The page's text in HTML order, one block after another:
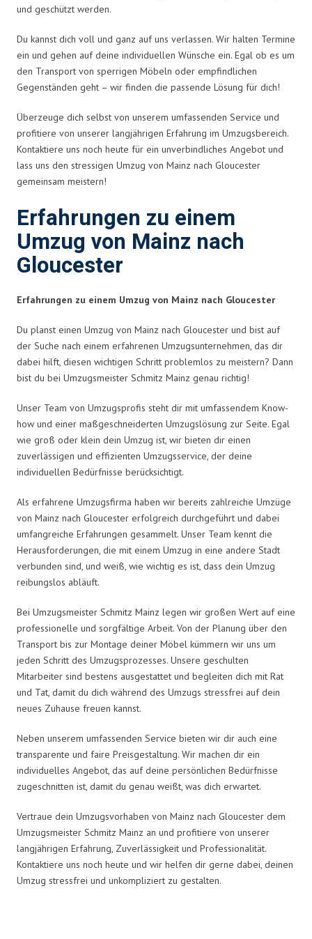
und geschützt werden.
Du kannst dich voll und ganz auf uns verlassen. Wir halten Termine
ein und gehen auf deine individuellen Wünsche ein. Egal ob es um
den Transport von sperrigen Möbeln oder empfindlichen
Gegenständen geht – wir finden die passende Lösung für dich!
Überzeuge dich selbst von unserem umfassenden Service und
profitiere von unserer langjährigen Erfahrung im Umzugsbereich.
Kontaktiere uns noch heute für ein unverbindliches Angebot und
lass uns den stressigen Umzug von Mainz nach Gloucester
gemeinsam meistern!
Erfahrungen zu einem
Umzug von Mainz nach
Gloucester
Erfahrungen zu einem Umzug von Mainz nach Gloucester
Du planst einen Umzug von Mainz nach Gloucester und bist auf
der Suche nach einem erfahrenen Umzugsunternehmen, das dir
dabei hilft, diesen wichtigen Schritt problemlos zu meistern? Dann
bist du bei Umzugsmeister Schmitz Mainz genau richtig!
Unser Team von Umzugsprofis steht dir mit umfassendem Know-
how und einer maßgeschneiderten Umzugslösung zur Seite. Egal
wie groß oder klein dein Umzug ist, wir bieten dir einen
zuverlässigen und effizienten Umzugsservice, der deine
individuellen Bedürfnisse berücksichtigt.
Als erfahrene Umzugsfirma haben wir bereits zahlreiche Umzüge
von Mainz nach Gloucester erfolgreich durchgeführt und dabei
umfangreiche Erfahrungen gesammelt. Unser Team kennt die
Herausforderungen, die mit einem Umzug in eine andere Stadt
verbunden sind, und weiß, wie wichtig es ist, dass dein Umzug
reibungslos abläuft.
Bei Umzugsmeister Schmitz Mainz legen wir großen Wert auf eine
professionelle und sorgfältige Arbeit. Von der Planung über den
Transport bis zur Montage deiner Möbel kümmern wir uns um
jeden Schritt des Umzugsprozesses. Unsere geschulten
Mitarbeiter sind bestens ausgestattet und begleiten dich mit Rat
und Tat, damit du dich während des Umzugs stressfrei auf dein
neues Zuhause freuen kannst.
Neben unserem umfassenden Service bieten wir dir auch eine
transparente und faire Preisgestaltung. Wir machen dir ein
individuelles Angebot, das auf deine persönlichen Bedürfnisse
zugeschnitten ist, damit du genau weißt, was dich erwartet.
Vertraue dein Umzugsvorhaben von Mainz nach Gloucester dem
Umzugsmeister Schmitz Mainz an und profitiere von unserer
langjährigen Erfahrung, Zuverlässigkeit und Professionalität.
Kontaktiere uns noch heute und wir helfen dir gerne dabei, deinen
Umzug stressfrei und unkompliziert zu gestalten.